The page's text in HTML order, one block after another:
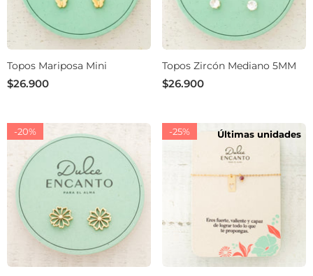
Topos Mariposa Mini
$26.900
Topos Zircón Mediano 5MM
$26.900
-20% -25% Últimas unidades